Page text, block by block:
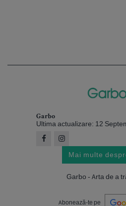
Garbo
Ultima actualizare: 12
Mai multe
Garbo - Arta de a
Abonează-te pe